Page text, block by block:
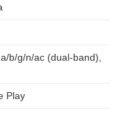
b/g/n/ac (dual-band),
Play